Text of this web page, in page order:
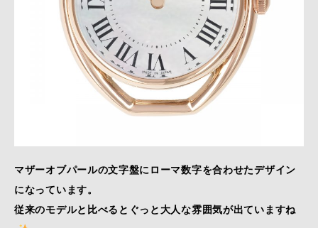
マザーオブパールの文字盤にローマ数字を合わせたデザイン
になっています。
従来のモデルと比べるとぐっと大人な雰囲気が出ていますね